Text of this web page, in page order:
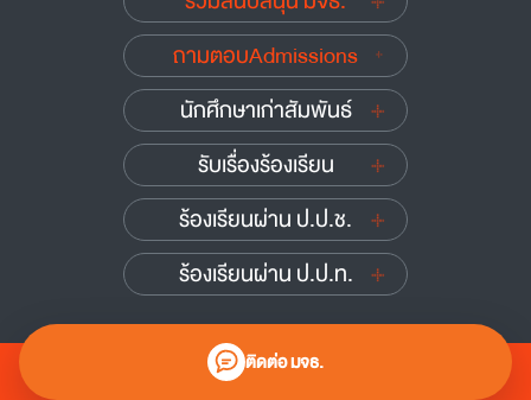
ติดต่อ มจธ.
ถามตอบAdmissions
นักศึกษาเก่าสัมพันธ์
รับเรื่องร้องเรียน
ร้องเรียนผ่าน ป.ป.ช.
ร้องเรียนผ่าน ป.ป.ท.
0 2470 8000